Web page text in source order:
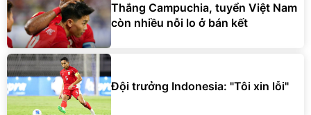
Thắng Campuchia, tuyển Việt Nam
còn nhiều nỗi lo ở bán kết
Đội trưởng Indonesia: "Tôi xin lỗi"